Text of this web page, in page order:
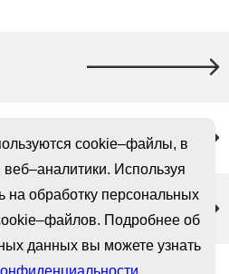
cookie–файлы, в
Используя
на обработку персональных
Подробнее об
данных вы можете узнать